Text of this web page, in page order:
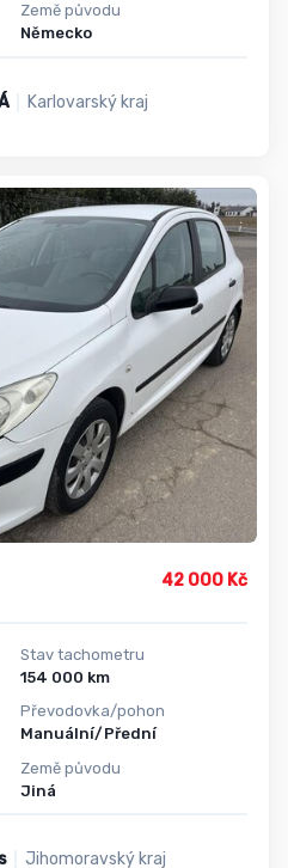
Země původu
Německo
Karlovarský kraj
42 000 Kč
Stav tachometru
154 000 km
Převodovka/pohon
Manuální/Přední
Země původu
Jiná
Jihomoravský kraj